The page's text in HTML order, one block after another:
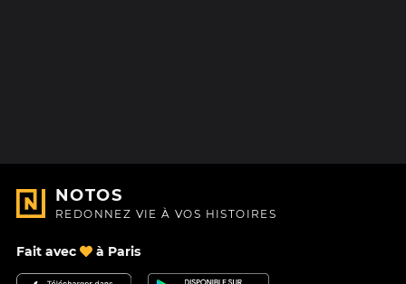
NOTOS
REDONNEZ VIE À VOS HISTOIRES
Fait avec à Paris